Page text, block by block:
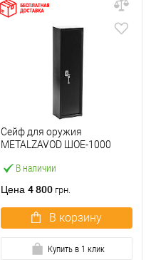
В наличии
Сейф для оружия
METALZAVOD ШОЕ-1000
Цена 4 800 грн.
В корзину
Купить в 1 клик